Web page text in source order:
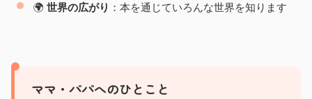
🌍 世界の広がり ：本を通じていろんな世界を知ります
ママ・パパへのひとこと